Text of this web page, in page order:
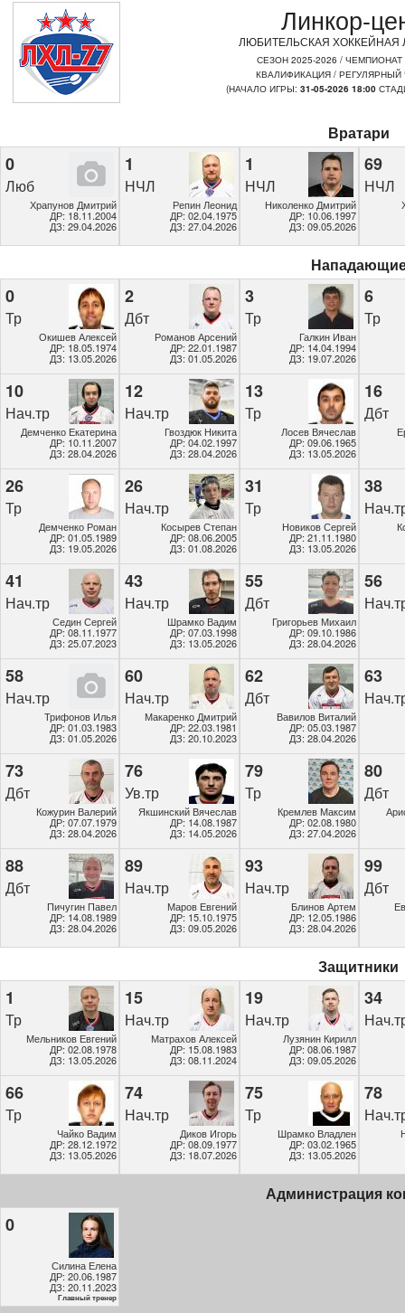
Линкор-
ЛЮБИТЕЛЬСКАЯ ХОККЕЙНАЯ
СЕЗОН 2025-2026 / ЧЕМПИОНАТ
КВАЛИФИКАЦИЯ /
(НАЧАЛО ИГРЫ:31-05-2026 18:00
Вратари
0
Люб
Храпунов Дмитрий
ДР: 18.11.2004
ДЗ: 29.04.2026
1
НЧЛ
Репин Леонид
ДР: 02.04.1975
ДЗ: 27.04.2026
1
НЧЛ
Николенко Дмитрий
ДР: 10.06.1997
ДЗ: 09.05.2026
69
НЧЛ
0
Тр
Окишев Алексей
ДР: 18.05.1974
ДЗ: 13.05.2026
2
Дбт
Романов Арсений
ДР: 22.01.1987
ДЗ: 01.05.2026
3
Тр
Галкин Иван
ДР: 14.04.1994
ДЗ: 19.07.2026
6
Тр
10
Нач.тр
Демченко Екатерина
ДР: 10.11.2007
ДЗ: 28.04.2026
12
Нач.тр
Гвоздюк Никита
ДР: 04.02.1997
ДЗ: 28.04.2026
13
Тр
Лосев Вячеслав
ДР: 09.06.1965
ДЗ: 13.05.2026
16
Дбт
26
Тр
Демченко Роман
ДР: 01.05.1989
ДЗ: 19.05.2026
26
Нач.тр
Косырев Степан
ДР: 08.06.2005
ДЗ: 01.08.2026
31
Тр
Новиков Сергей
ДР: 21.11.1980
ДЗ: 13.05.2026
38
41
Нач.тр
Седин Сергей
ДР: 08.11.1977
ДЗ: 25.07.2023
43
Нач.тр
Шрамко Вадим
ДР: 07.03.1998
ДЗ: 13.05.2026
55
Дбт
Григорьев Михаил
ДР: 09.10.1986
ДЗ: 28.04.2026
56
58
Нач.тр
Трифонов Илья
ДР: 01.03.1983
ДЗ: 01.05.2026
60
Нач.тр
Макаренко Дмитрий
ДР: 22.03.1981
ДЗ: 20.10.2023
62
Дбт
Вавилов Виталий
ДР: 05.03.1987
ДЗ: 28.04.2026
63
73
Дбт
Кожурин Валерий
ДР: 07.07.1979
ДЗ: 28.04.2026
76
Ув.тр
Якшинский Вячеслав
ДР: 14.08.1987
ДЗ: 14.05.2026
79
Тр
Кремлев Максим
ДР: 02.08.1980
ДЗ: 27.04.2026
80
Дбт
88
Дбт
Пичугин Павел
ДР: 14.08.1989
ДЗ: 28.04.2026
89
Нач.тр
Маров Евгений
ДР: 15.10.1975
ДЗ: 09.05.2026
93
Нач.тр
Блинов Артем
ДР: 12.05.1986
ДЗ: 28.04.2026
99
Дбт
Защитники
1
Тр
Мельников Евгений
ДР: 02.08.1978
ДЗ: 13.05.2026
15
Нач.тр
Матрахов Алексей
ДР: 15.08.1983
ДЗ: 08.11.2024
19
Нач.тр
Лузянин Кирилл
ДР: 08.06.1987
ДЗ: 09.05.2026
34
66
Тр
Чайко Вадим
ДР: 28.12.1972
ДЗ: 13.05.2026
74
Нач.тр
Диков Игорь
ДР: 08.09.1977
ДЗ: 18.07.2026
75
Тр
Шрамко Владлен
ДР: 03.02.1965
ДЗ: 13.05.2026
78
Администрация
0
Силина Елена
ДР: 20.06.1987
ДЗ: 20.11.2023
Главный тренер